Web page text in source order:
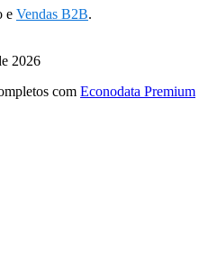
e Vendas B2B.
2026
com Econodata Premium